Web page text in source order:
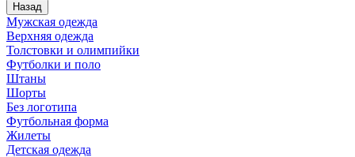
Назад
Мужская одежда
Верхняя одежда
Толстовки и олимпийки
Футболки и поло
Штаны
Шорты
Без логотипа
Футбольная форма
Жилеты
Детская одежда